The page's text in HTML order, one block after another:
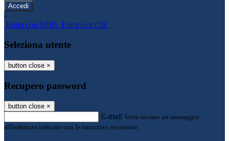
-
Entra con SPID Entra con CIE
Seleziona utente
button close ×
Recupero password
button close ×
E-mail Verrà inviato un messaggio
all'indirizzo indicato con le istruzioni necessarie.